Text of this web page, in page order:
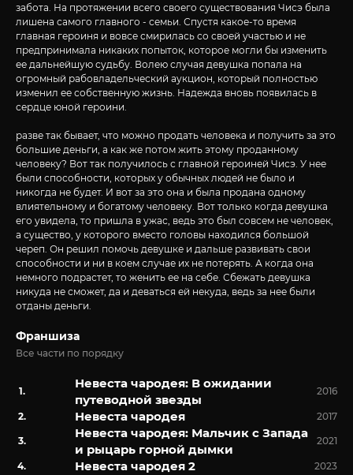
забота. На протяжении всего своего существования Чисэ была
лишена самого главного - семьи. Спустя какое-то время
главная героиня и вовсе смирилась со своей участью и не
предпринимала никаких попыток, которое могли бы изменить
ее дальнейшую судьбу. Волею случая девушка попала на
огромный рабовладельческий аукцион, который полностью
изменил ее собственную жизнь. Надежда вновь появилась в
сердце юной героини.
разве так бывает, что можно продать человека и получить за это
большие деньги, а как же потом жить этому проданному
человеку? Вот так получилось с главной героиней Чисэ. У нее
были способности, которых у обычных людей не было и
никогда не будет. И вот за это она и была продана одному
влиятельному и богатому человеку. Вот только когда девушка
его увидела, то пришла в ужас, ведь это был совсем не человек,
а существо, у которого вместо головы находился большой
череп. Он решил помочь девушке и дальше развивать свои
способности и ни в коем случае их не потерять. А когда она
немного подрастет, то женить ее на себе. Сбежать девушка
никуда не сможет, да и деваться ей некуда, ведь за нее были
отданы деньги.
Франшиза
Все части по порядку
Невеста чародея: В ожидании
путеводной звезды
2016
Невеста чародея 2017
Невеста чародея: Мальчик с Запада
и рыцарь горной дымки
2021
Невеста чародея 2 2023